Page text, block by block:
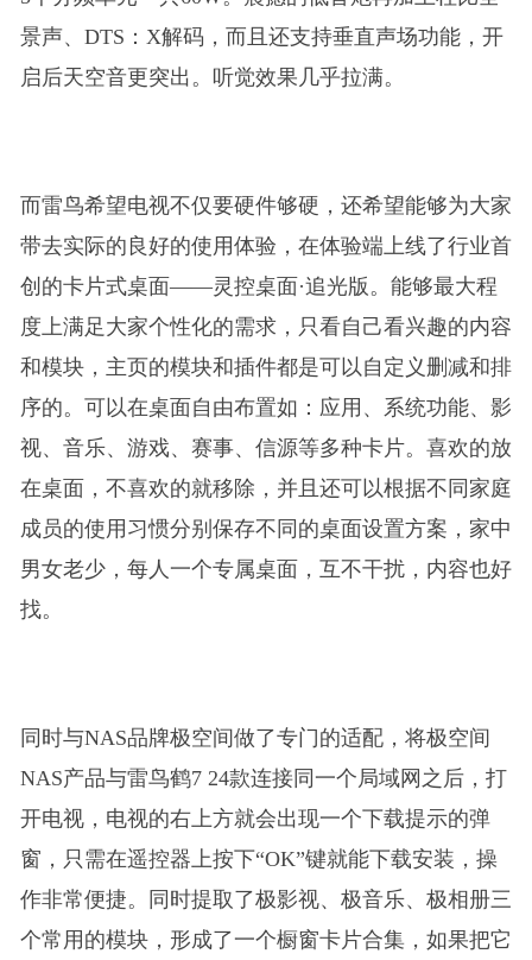
景声、DTS：X解码，而且还支持垂直声场功能，开
启后天空音更突出。听觉效果几乎拉满。
而雷鸟希望电视不仅要硬件够硬，还希望能够为大家
带去实际的良好的使用体验，在体验端上线了行业首
创的卡片式桌面——灵控桌面·追光版。能够最大程
度上满足大家个性化的需求，只看自己看兴趣的内容
和模块，主页的模块和插件都是可以自定义删减和排
序的。可以在桌面自由布置如：应用、系统功能、影
视、音乐、游戏、赛事、信源等多种卡片。喜欢的放
在桌面，不喜欢的就移除，并且还可以根据不同家庭
成员的使用习惯分别保存不同的桌面设置方案，家中
男女老少，每人一个专属桌面，互不干扰，内容也好
找。
同时与NAS品牌极空间做了专门的适配，将极空间
NAS产品与雷鸟鹤7 24款连接同一个局域网之后，打
开电视，电视的右上方就会出现一个下载提示的弹
窗，只需在遥控器上按下“OK”键就能下载安装，操
作非常便捷。同时提取了极影视、极音乐、极相册三
个常用的模块，形成了一个橱窗卡片合集，如果把它